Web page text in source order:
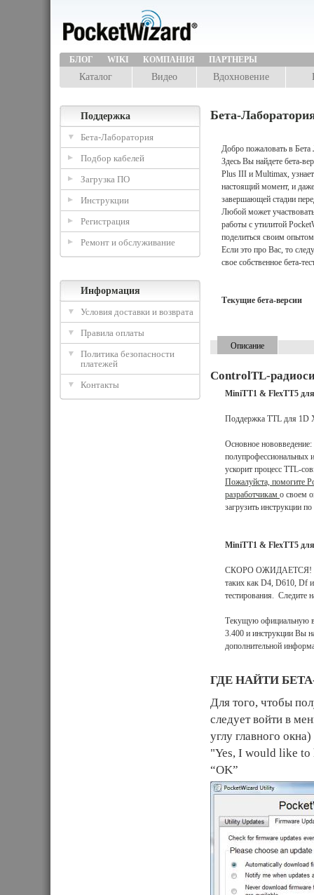
БЛОГ WIKI КОМПАНИЯ ПАРТНЕРЫ
Каталог Видео Вдохновение
Поддержка
Бета-Лаборатория
Подбор кабелей
Загрузка ПО
Инструкции
Регистрация
Ремонт и обслуживание
Информация
Условия доставки и возврата
Правила оплаты
Политика безопасности
платежей
Контакты
Бета-
Добро пожаловать в
Здесь Вы найдете бета-
Plus III и Multimax,
настоящий момент, и
завершающей стадии
Любой может
работы с утилитой
поделиться своим
Если это про Вас, то
свое собственное бета-
Текущие бета-версии
Описание
ControlTL-
MiniTT1 & FlexTT5
Поддержка TTL для 1D
Основное
полупрофессиональных
ускорит процесс TTL-
Пожалуйста, помогите
разработчикам о своем
загрузить инструкции
MiniTT1 & FlexTT5
СКОРО ОЖИДАЕТСЯ!
таких как D4, D610, Df
тестирования. Следите
Текущую официальную
3.400 и инструкции Вы
дополнительной
ГДЕ НАЙТИ
Для того, чтобы
следует войти в
углу главного
"Yes, I would like to
“OK”